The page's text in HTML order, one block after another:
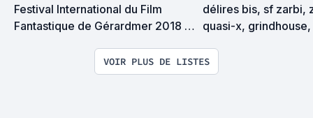
Festival International du Film
Fantastique de Gérardmer 2018 :
délires bis, sf zarbi,
quasi-x,
VOIR PLUS DE LISTES